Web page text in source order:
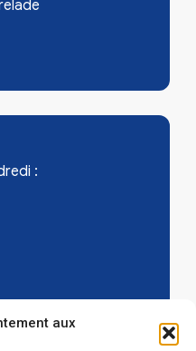
aux
:
chaque mois :